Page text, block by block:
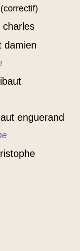
charles
damien
enguerand